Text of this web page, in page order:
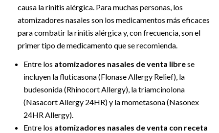
causa la rinitis alérgica. Para muchas personas, los
atomizadores nasales son los medicamentos más eficaces
para combatir la rinitis alérgica y, con frecuencia, son el
primer tipo de medicamento que se recomienda.
Entre los atomizadores nasales de venta librese
incluyen la fluticasona (Flonase Allergy Relief), la
budesonida (Rhinocort Allergy), la triamcinolona
(Nasacort Allergy 24HR) y la mometasona (Nasonex
24HR Allergy).
Entre los atomizadores nasales de venta con receta